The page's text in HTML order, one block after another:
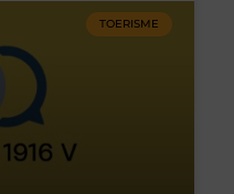
TOERISME